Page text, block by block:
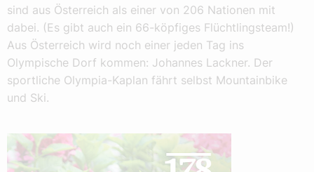
sind aus Österreich als einer von 206 Nationen mit
dabei. (Es gibt auch ein 66-köpfiges Flüchtlingsteam!)
Aus Österreich wird noch einer jeden Tag ins
Olympische Dorf kommen: Johannes Lackner. Der
sportliche Olympia-Kaplan fährt selbst Mountainbike
und Ski.